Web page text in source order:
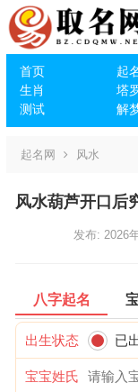
首页 起
生肖
塔
测试
解
起名网 风水
风水葫芦开口后
发布: 2026
八字起名
出生状态 已
宝宝姓氏